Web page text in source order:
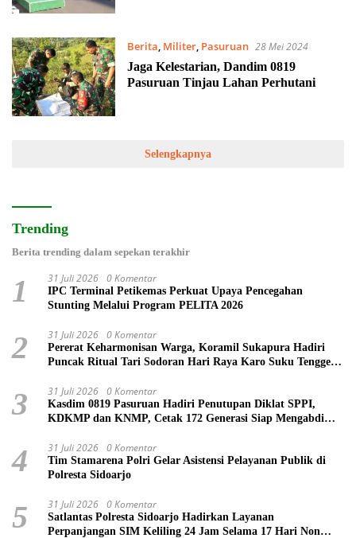
Berita, Militer, Pasuruan 28 Mei 2024
Jaga Kelestarian, Dandim 0819
Pasuruan Tinjau Lahan Perhutani
Selengkapnya
Trending
Berita trending dalam sepekan terakhir
1 31 Juli 2026 0 Komentar
IPC Terminal Petikemas Perkuat Upaya Pencegahan
Stunting Melalui Program PELITA 2026
2 31 Juli 2026 0 Komentar
Pererat Keharmonisan Warga, Koramil Sukapura Hadiri
Puncak Ritual Tari Sodoran Hari Raya Karo Suku Tengger
3 31 Juli 2026 0 Komentar
Kasdim 0819 Pasuruan Hadiri Penutupan Diklat SPPI,
KDKMP dan KNMP, Cetak 172 Generasi Siap Mengabdi
4 31 Juli 2026 0 Komentar
Tim Stamarena Polri Gelar Asistensi Pelayanan Publik di
Polresta Sidoarjo
5 31 Juli 2026 0 Komentar
Satlantas Polresta Sidoarjo Hadirkan Layanan
Perpanjangan SIM Keliling 24 Jam Selama 17 Hari Non